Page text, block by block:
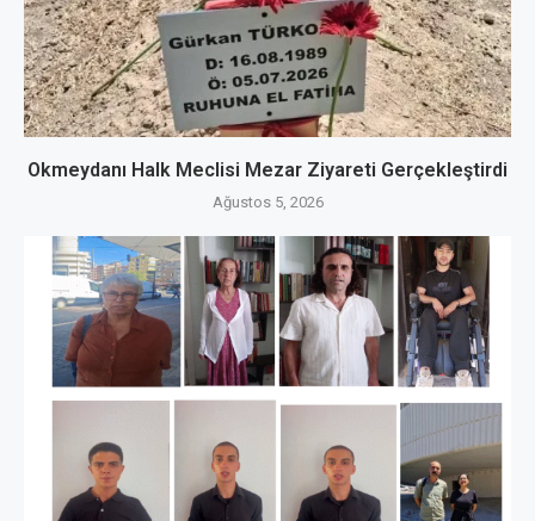
Okmeydanı Halk Meclisi Mezar Ziyareti Gerçekleştirdi
Ağustos 5, 2026